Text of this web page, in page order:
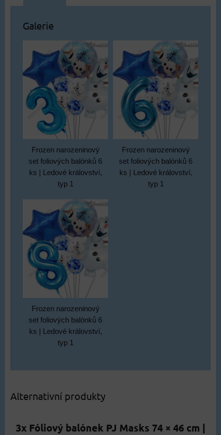
Galerie
Frozen narozeninový
set foliových balónků 6
ks | Ledové království,
typ 1
Frozen narozeninový
set foliových balónků 6
ks | Ledové království,
typ 1
Frozen narozeninový
set foliových balónků 6
ks | Ledové království,
typ 1
Alternativní produkty
3x Fóliový balónek PJ Masks 74 × 46 cm |